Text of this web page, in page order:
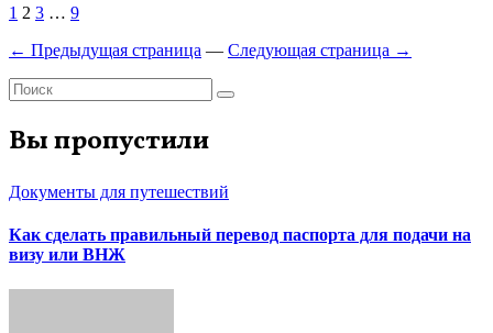
Пагинация
записей
1 2 3 … 9
← Предыдущая страница — Следующая страница →
Вы пропустили
Документы для путешествий
Как сделать правильный перевод паспорта для подачи на
визу или ВНЖ